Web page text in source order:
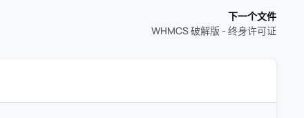
下一个文件
WHMCS 破解版 - 终身许可证